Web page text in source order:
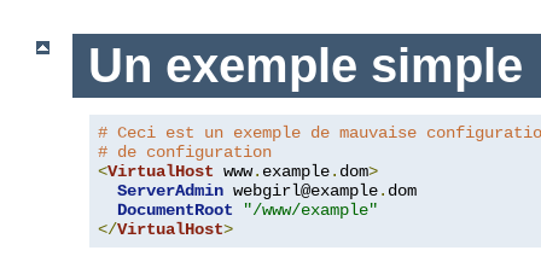
Un exemple simple
# Ceci est un exemple de mauvaise
# de configuration
<VirtualHost www. example. dom>
ServerAdmin webgirl@example. dom
DocumentRoot
"/www/example"
</VirtualHost>